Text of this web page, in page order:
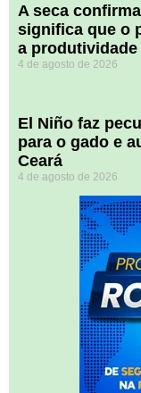
A seca
significa que o
a
4 de agosto de 2026
El Niño faz
para o gado e
Ceará
4 de agosto de 2026